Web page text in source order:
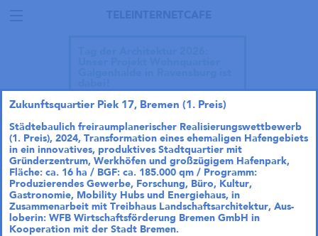
Zukunftsquartier Piek 17, Bremen (1. Preis)
Städtebaulich freiraumplanerischer Realisierungswettbewerb
(1. Preis), 2024, Transformation eines ehemaligen Hafengebiets
in ein innovatives, produktives Stadtquartier mit
Gründerzentrum, Werkhöfen und großzügigem Hafenpark,
Fläche: ca. 16 ha / BGF: ca. 185.000 qm / Programm:
Produzierendes Gewerbe, Forschung, Büro, Kultur,
Gastronomie, Mobility Hubs und Energiehaus, in
Zusammenarbeit mit Treibhaus Landschaftsarchitektur, Aus­
loberin: WFB Wirtschaftsförderung Bremen GmbH in
Kooperation mit der Stadt Bremen.